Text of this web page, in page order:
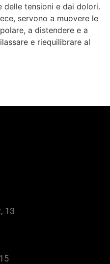
delle tensioni e dai dolori.
servono a muovere le
a distendere e a
e riequilibrare al
13